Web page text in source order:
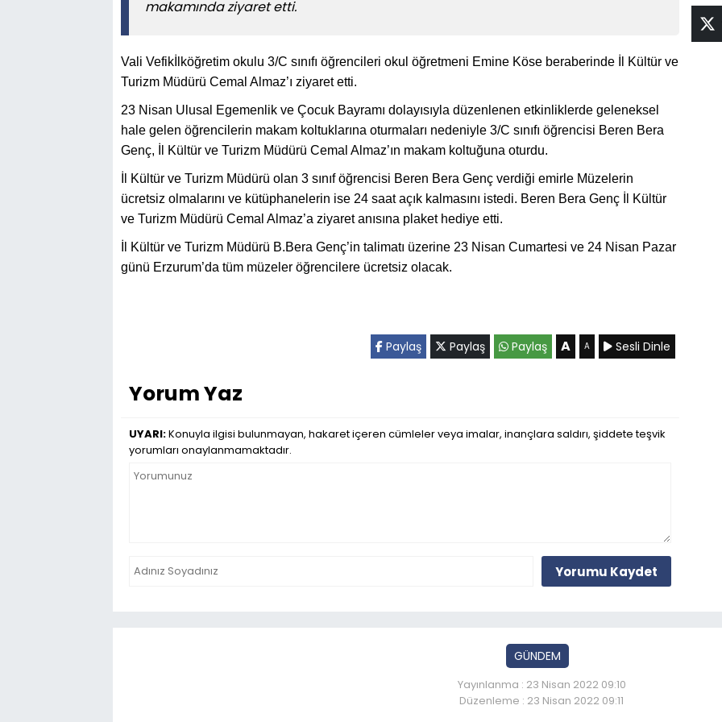
makamında ziyaret etti.
Vali Vefikİlköğretim okulu 3/C sınıfı öğrencileri okul öğretmeni Emine Köse beraberinde İl Kültür ve
Turizm Müdürü Cemal Almaz’ı ziyaret etti.
23 Nisan Ulusal Egemenlik ve Çocuk Bayramı dolayısıyla düzenlenen etkinliklerde geleneksel
hale gelen öğrencilerin makam koltuklarına oturmaları nedeniyle 3/C sınıfı öğrencisi Beren Bera
Genç, İl Kültür ve Turizm Müdürü Cemal Almaz’ın makam koltuğuna oturdu.
İl Kültür ve Turizm Müdürü olan 3 sınıf öğrencisi Beren Bera Genç verdiği emirle Müzelerin
ücretsiz olmalarını ve kütüphanelerin ise 24 saat açık kalmasını istedi. Beren Bera Genç İl Kültür
ve Turizm Müdürü Cemal Almaz’a ziyaret anısına plaket hediye etti.
İl Kültür ve Turizm Müdürü B.Bera Genç’in talimatı üzerine 23 Nisan Cumartesi ve 24 Nisan Pazar
günü Erzurum’da tüm müzeler öğrencilere ücretsiz olacak.
Paylaş Paylaş Paylaş A A Sesli Dinle
Yorum Yaz
UYARI:Konuyla ilgisi bulunmayan, hakaret içeren cümleler veya imalar, inançlara saldırı, şiddete teşvik
yorumları onaylanmamaktadır.
Yorumu Kaydet
GÜNDEM
Yayınlanma : 23 Nisan 2022 09:10
Düzenleme : 23 Nisan 2022 09:11